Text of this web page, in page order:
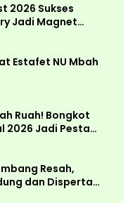
2026 Sukses
Jadi Magnet
Estafet NU Mbah
Ruah! Bongkot
2026 Jadi Pesta
di Peterongan
Resah,
dan Disperta